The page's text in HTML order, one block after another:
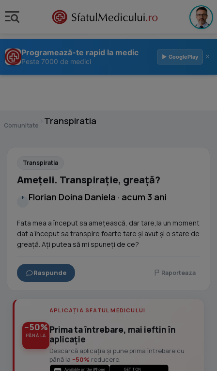
Programează-te rapid la medic
Peste 7000 de medici
▶ GooglePlay ×
Comunitate Transpiratia
Transpiratia
Amețeli. Transpirație, greață?
F Florian Doina Daniela · acum 3 ani
Fata mea a început sa amețească, dar tare,la un moment
dat a început sa transpire foarte tare și avut și o stare de
greață. Ați putea să mi spuneți de ce?
Raspunde Raporteaza
−50%
PÂNĂ LA
APLICAȚIA SFATUL MEDICULUI
Prima ta întrebare, mai ieftin în
aplicație
Descarcă aplicația și pune prima întrebare cu
până la −50% reducere.